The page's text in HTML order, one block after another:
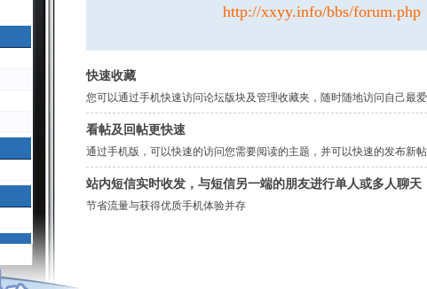
http://xxyy.info/bbs/forum.php
快速收藏
您可以通过手机快速访问论坛版块及管理收藏夹，随时随地访问自己最
看帖及回帖更快速
通过手机版，可以快速的访问您需要阅读的主题，并可以快速的发布新
站内短信实时收发，与短信另一端的朋友进行单人或多人聊天
节省流量与获得优质手机体验并存